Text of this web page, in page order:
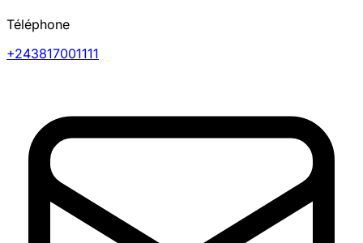
Téléphone
+243817001111